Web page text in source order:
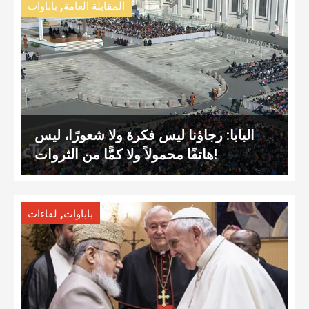
المقابلة العامة, باباوات
البابا: رجاؤنا ليس فكرة ولا شعورًا، ليس
هاتفًا محمولاً ولا كمًّا من الثروات!
باباوات, لقاءات